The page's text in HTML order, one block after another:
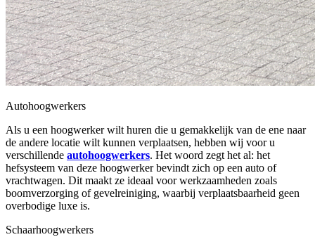
Autohoogwerkers
Als u een hoogwerker wilt huren die u gemakkelijk van de ene naar
de andere locatie wilt kunnen verplaatsen, hebben wij voor u
verschillende autohoogwerkers. Het woord zegt het al: het
hefsysteem van deze hoogwerker bevindt zich op een auto of
vrachtwagen. Dit maakt ze ideaal voor werkzaamheden zoals
boomverzorging of gevelreiniging, waarbij verplaatsbaarheid geen
overbodige luxe is.
Schaarhoogwerkers